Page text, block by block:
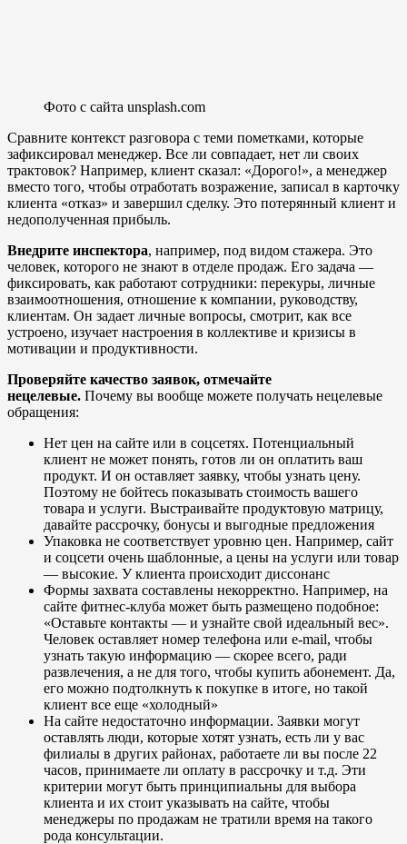
Фото с сайта unsplash.com
Сравните контекст разговора с теми пометками, которые
зафиксировал менеджер. Все ли совпадает, нет ли своих
трактовок? Например, клиент сказал: «Дорого!», а менеджер
вместо того, чтобы отработать возражение, записал в карточку
клиента «отказ» и завершил сделку. Это потерянный клиент и
недополученная прибыль.
Внедрите инспектора, например, под видом стажера. Это
человек, которого не знают в отделе продаж. Его задача —
фиксировать, как работают сотрудники: перекуры, личные
взаимоотношения, отношение к компании, руководству,
клиентам. Он задает личные вопросы, смотрит, как все
устроено, изучает настроения в коллективе и кризисы в
мотивации и продуктивности.
Проверяйте качество заявок, отмечайте
нецелевые. Почему вы вообще можете получать нецелевые
обращения:
Нет цен на сайте или в соцсетях. Потенциальный
клиент не может понять, готов ли он оплатить ваш
продукт. И он оставляет заявку, чтобы узнать цену.
Поэтому не бойтесь показывать стоимость вашего
товара и услуги. Выстраивайте продуктовую матрицу,
давайте рассрочку, бонусы и выгодные предложения
Упаковка не соответствует уровню цен. Например, сайт
и соцсети очень шаблонные, а цены на услуги или товар
— высокие. У клиента происходит диссонанс
Формы захвата составлены некорректно. Например, на
сайте фитнес-клуба может быть размещено подобное:
«Оставьте контакты — и узнайте свой идеальный вес».
Человек оставляет номер телефона или e-mail, чтобы
узнать такую информацию — скорее всего, ради
развлечения, а не для того, чтобы купить абонемент. Да,
его можно подтолкнуть к покупке в итоге, но такой
клиент все еще «холодный»
На сайте недостаточно информации. Заявки могут
оставлять люди, которые хотят узнать, есть ли у вас
филиалы в других районах, работаете ли вы после 22
часов, принимаете ли оплату в рассрочку и т.д. Эти
критерии могут быть принципиальны для выбора
клиента и их стоит указывать на сайте, чтобы
менеджеры по продажам не тратили время на такого
рода консультации.